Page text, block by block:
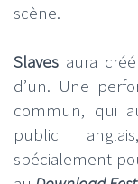
scène.
Slaves aura
d’un. Une
commun, qui
public
spécialement